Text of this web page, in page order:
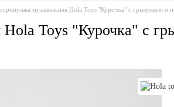
музыкальная Hola Toys "Курочка" с грызунком и
Toys "Курочка" с